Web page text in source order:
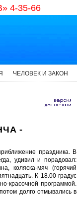
4-35-66
ЧЕЛОВЕК И ЗАКОН
-
праздника. В
удивил и порадовал:
коляска-мяч (горячий
К 18.00 градус
красочной программой.
долго отмывались в